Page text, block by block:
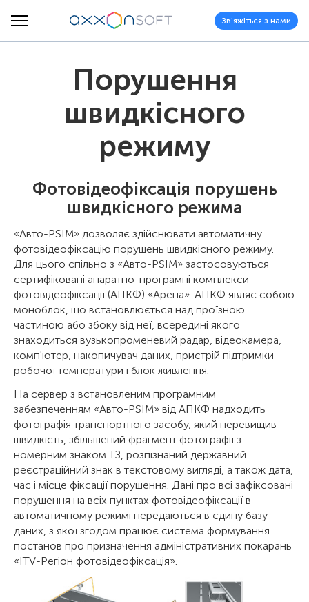
Зв'яжіться з нами
Порушення
швидкісного
режиму
Фотовідеофіксація порушень
швидкісного режима
«Авто-PSIM» дозволяє здійснювати автоматичну
фотовідеофіксацію порушень швидкісного режиму.
Для цього спільно з «Авто-PSIM» застосовуються
сертифіковані апаратно-програмні комплекси
фотовідеофіксації (АПКФ) «Арена». АПКФ являє собою
моноблок, що встановлюється над проїзною
частиною або збоку від неї, всередині якого
знаходиться вузькопроменевий радар, відеокамера,
комп'ютер, накопичувач даних, пристрій підтримки
робочої температури і блок живлення.
На сервер з встановленим програмним
забезпеченням «Авто-PSIM» від АПКФ надходить
фотографія транспортного засобу, який перевищив
швидкість, збільшений фрагмент фотографії з
номерним знаком ТЗ, розпізнаний державний
реєстраційний знак в текстовому вигляді, а також дата,
час і місце фіксації порушення. Дані про всі зафіксовані
порушення на всіх пунктах фотовідеофіксації в
автоматичному режимі передаються в єдину базу
даних, з якої згодом працює система формування
постанов про призначення адміністративних покарань
«ITV-Регіон фотовідеофіксація».